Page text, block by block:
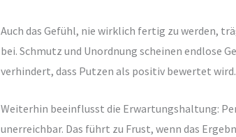
Auch das Gefühl, nie wirklich fertig zu werden,
bei. Schmutz und Unordnung scheinen endlose
verhindert, dass Putzen als positiv bewertet wird.
Weiterhin beeinflusst die Erwartungshaltung:
unerreichbar. Das führt zu Frust, wenn das